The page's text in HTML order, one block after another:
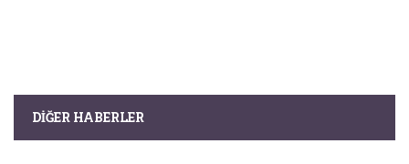
DIĞER HABERLER